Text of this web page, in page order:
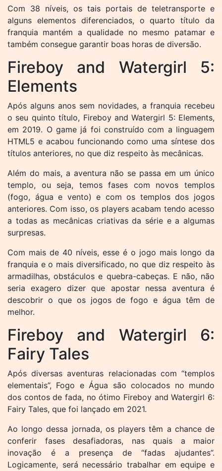
Com 38 níveis, os tais portais de teletransporte e
alguns elementos diferenciados, o quarto título da
franquia mantém a qualidade no mesmo patamar e
também consegue garantir boas horas de diversão.
Fireboy and Watergirl 5:
Elements
Após alguns anos sem novidades, a franquia recebeu
o seu quinto título, Fireboy and Watergirl 5: Elements,
em 2019. O game já foi construído com a linguagem
HTML5 e acabou funcionando como uma síntese dos
títulos anteriores, no que diz respeito às mecânicas.
Além do mais, a aventura não se passa em um único
templo, ou seja, temos fases com novos templos
(fogo, água e vento) e com os templos dos jogos
anteriores. Com isso, os players acabam tendo acesso
a todas as mecânicas criativas da série e a algumas
surpresas.
Com mais de 40 níveis, esse é o jogo mais longo da
franquia e o mais diversificado, no que diz respeito às
armadilhas, obstáculos e quebra-cabeças. E não, não
seria exagero dizer que apostar nessa aventura é
descobrir o que os jogos de fogo e água têm de
melhor.
Fireboy and Watergirl 6:
Fairy Tales
Após diversas aventuras relacionadas com “templos
elementais”, Fogo e Água são colocados no mundo
dos contos de fada, no ótimo Fireboy and Watergirl 6:
Fairy Tales, que foi lançado em 2021.
Ao longo dessa jornada, os players têm a chance de
conferir fases desafiadoras, nas quais a maior
inovação é a presença de “fadas ajudantes”.
Logicamente, será necessário trabalhar em equipe e